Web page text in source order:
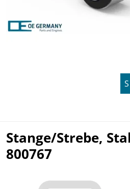
Stange/Strebe,
800767